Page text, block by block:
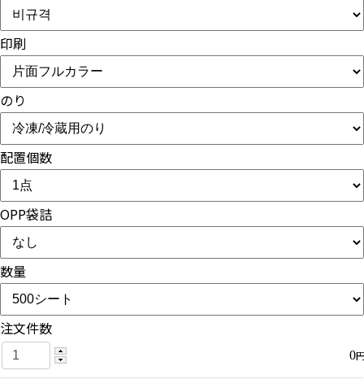
印刷
のり
配置個数
OPP袋詰
数量
注文件数
0